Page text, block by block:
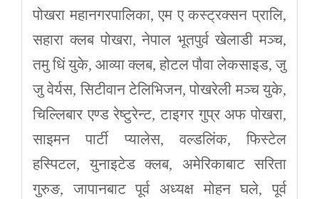
पोखरा महानगरपालिका, एम ए कस्ट्रक्सन प्रालि,
सहारा क्लब पोखरा, नेपाल भूतपुर्व खेलाडी मञ्च,
तमु धिं युके, आव्या क्लब, होटल पौवा लेकसाइड, जु
जु वेर्यस, सिटीवान टेलिभिजन, पोखरेली मञ्च युके,
चिल्लिबार एण्ड रेष्टुरेन्ट, टाइगर गुप्र अफ पोखरा,
साइमन पार्टी प्यालेस, वल्डलिंक, फिस्टेल
हस्पिटल, युनाइटेड क्लब, अमेरिकाबाट सरिता
गुरुङ, जापानबाट पूर्व अध्यक्ष मोहन घले, पूर्व